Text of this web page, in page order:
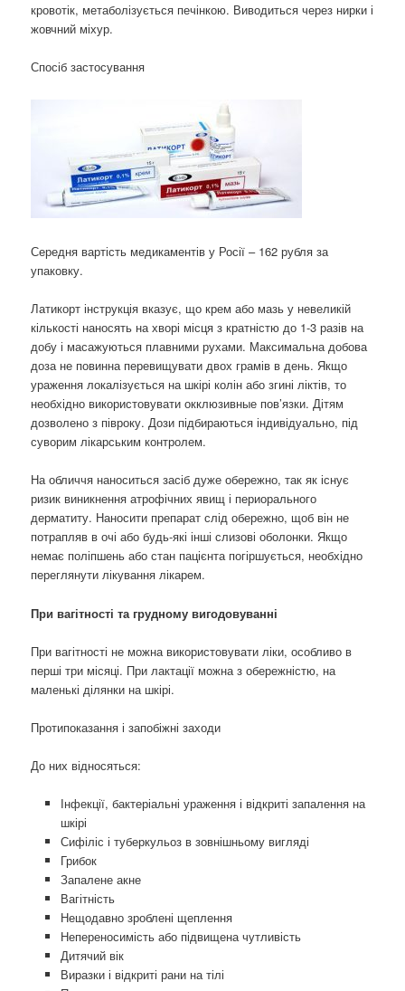
кровотік, метаболізується печінкою. Виводиться через нирки і
жовчний міхур.
Спосіб застосування
Середня вартість медикаментів у Росії – 162 рубля за
упаковку.
Латикорт інструкція вказує, що крем або мазь у невеликій
кількості наносять на хворі місця з кратністю до 1-3 разів на
добу і масажуються плавними рухами. Максимальна добова
доза не повинна перевищувати двох грамів в день. Якщо
ураження локалізується на шкірі колін або згині ліктів, то
необхідно використовувати окклюзивные пов’язки. Дітям
дозволено з півроку. Дози підбираються індивідуально, під
суворим лікарським контролем.
На обличчя наноситься засіб дуже обережно, так як існує
ризик виникнення атрофічних явищ і периорального
дерматиту. Наносити препарат слід обережно, щоб він не
потрапляв в очі або будь-які інші слизові оболонки. Якщо
немає поліпшень або стан пацієнта погіршується, необхідно
переглянути лікування лікарем.
При вагітності та грудному вигодовуванні
При вагітності не можна використовувати ліки, особливо в
перші три місяці. При лактації можна з обережністю, на
маленькі ділянки на шкірі.
Протипоказання і запобіжні заходи
До них відносяться:
Інфекції, бактеріальні ураження і відкриті запалення на
шкірі
Сифіліс і туберкульоз в зовнішньому вигляді
Грибок
Запалене акне
Вагітність
Нещодавно зроблені щеплення
Непереносимість або підвищена чутливість
Дитячий вік
Виразки і відкриті рани на тілі